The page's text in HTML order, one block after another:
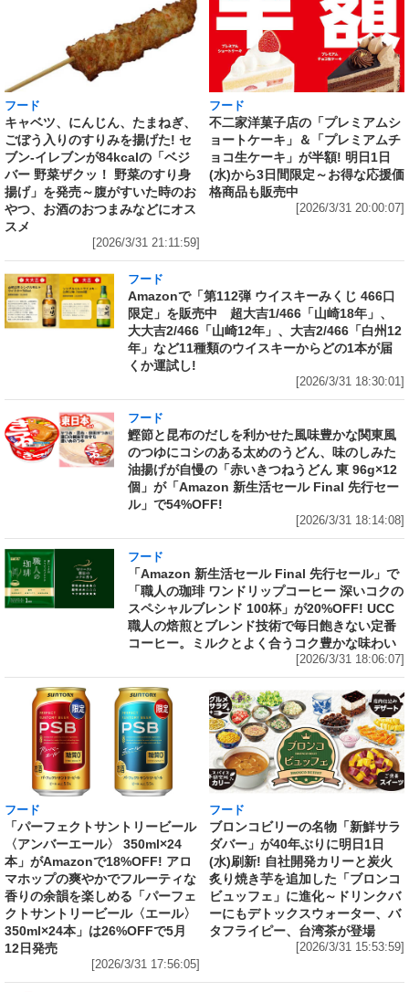
フード
キャベツ、にんじん、たまねぎ、
ごぼう入りのすりみを揚げた! セ
ブン‐イレブンが84kcalの「ベジ
バー 野菜ザクッ！ 野菜のすり身
揚げ」を発売～腹がすいた時のお
やつ、お酒のおつまみなどにオス
スメ
[2026/3/31 21:11:59]
フード
不二家洋菓子店の「プレミアムシ
ョートケーキ」＆「プレミアムチ
ョコ生ケーキ」が半額! 明日1日
(水)から3日間限定～お得な応援価
格商品も販売中
[2026/3/31 20:00:07]
フード
Amazonで「第112弾 ウイスキーみくじ 466口
限定」を販売中 超大吉1/466「山崎18年」、
大大吉2/466「山崎12年」、大吉2/466「白州12
年」など11種類のウイスキーからどの1本が届
くか運試し!
[2026/3/31 18:30:01]
フード
鰹節と昆布のだしを利かせた風味豊かな関東風
のつゆにコシのある太めのうどん、味のしみた
油揚げが自慢の「赤いきつねうどん 東 96g×12
個」が「Amazon 新生活セール Final 先行セー
ル」で54%OFF!
[2026/3/31 18:14:08]
フード
「Amazon 新生活セール Final 先行セール」で
「職人の珈琲 ワンドリップコーヒー 深いコクの
スペシャルブレンド 100杯」が20%OFF! UCC
職人の焙煎とブレンド技術で毎日飽きない定番
コーヒー。ミルクとよく合うコク豊かな味わい
[2026/3/31 18:06:07]
フード
「パーフェクトサントリービール
〈アンバーエール〉 350ml×24
本」がAmazonで18%OFF! アロ
マホップの爽やかでフルーティな
香りの余韻を楽しめる「パーフェ
クトサントリービール〈エール〉
350ml×24本」は26%OFFで5月
12日発売
[2026/3/31 17:56:05]
フード
ブロンコビリーの名物「新鮮サラ
ダバー」が40年ぶりに明日1日
(水)刷新! 自社開発カリーと炭火
炙り焼き芋を追加した「ブロンコ
ビュッフェ」に進化～ドリンクバ
ーにもデトックスウォーター、バ
タフライピー、台湾茶が登場
[2026/3/31 15:53:59]